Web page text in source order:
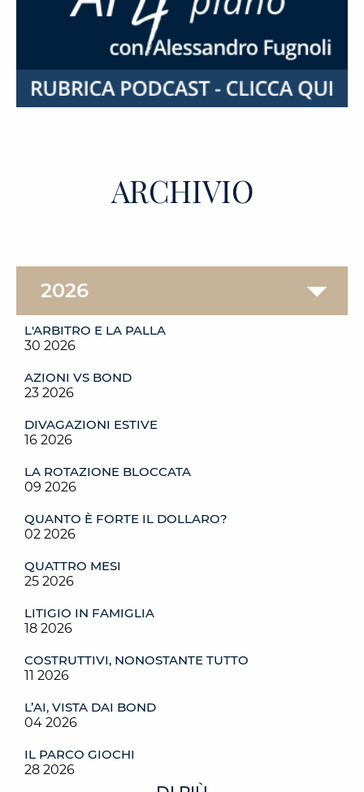
ARCHIVIO
L'ARBITRO E LA PALLA
30 2026
AZIONI VS BOND
23 2026
DIVAGAZIONI ESTIVE
16 2026
LA ROTAZIONE BLOCCATA
09 2026
QUANTO È FORTE IL DOLLARO?
02 2026
QUATTRO MESI
25 2026
LITIGIO IN FAMIGLIA
18 2026
COSTRUTTIVI, NONOSTANTE TUTTO
11 2026
L’AI, VISTA DAI BOND
04 2026
IL PARCO GIOCHI
28 2026